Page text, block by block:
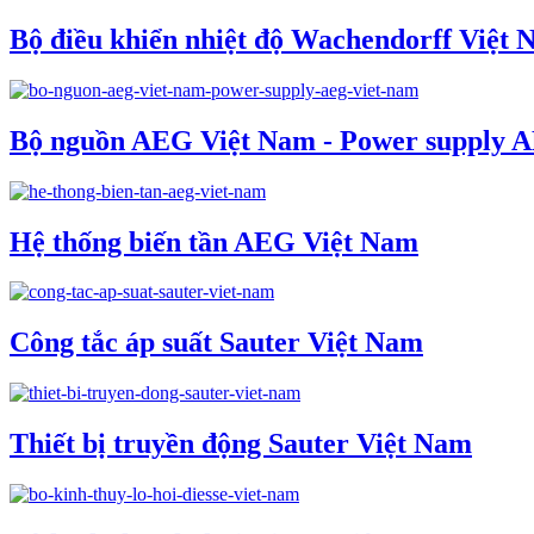
Bộ điều khiển nhiệt độ Wachendorff Việt
Bộ nguồn AEG Việt Nam - Power supply
Hệ thống biến tần AEG Việt Nam
Công tắc áp suất Sauter Việt Nam
Thiết bị truyền động Sauter Việt Nam